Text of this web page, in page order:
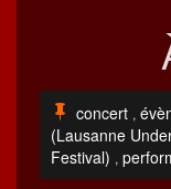
concert ,
(Lausanne
Festival) ,